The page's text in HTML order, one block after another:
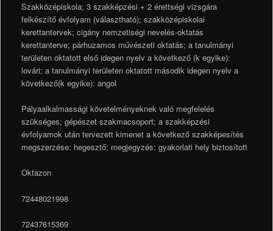
Szakközépiskola; 3 szakképzési + 2 érettségi vizsgára
felkészítő évfolyam (választható); szakközépiskolai
kerettantervek; cigány nemzetiségi nevelés-oktatás
kerettanterve; párhuzamos művészeti oktatás; a tanulmányi
területen oktatott első idegen nyelv a következő (k egyike):
lovári; a tanulmányi területen oktatott második idegen nyelv a
következő(k egyike): angol
Pályaalkalmassági követelményeknek való megfelelés
szükséges; gépészet szakmacsoport; a szakképzési
évfolyamok után tervezett kimenet a következő szakképesítés
megszerzése: hegesztő; megjegyzés: gyakorlati hely biztosított
Oktazon
72448021998
72437615369